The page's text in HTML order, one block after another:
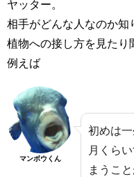
ヤッター。
相手がどんな人なのか知
植物への接し方を見たり
例えば
マンボウくん
初めは
月くら
まうこ